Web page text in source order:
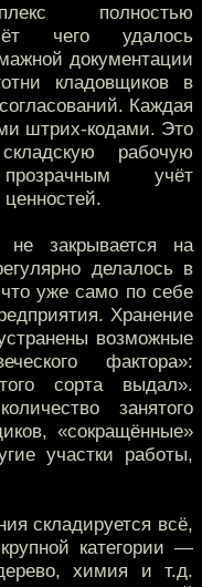
полностью
чего удалось
документации
кладовщиков в
Каждая
штрих-кодами. Это
рабочую
учёт
не закрывается на
делалось в
уже само по себе
Хранение
возможные
фактора»:
сорта выдал».
занятого
«сокращённые»
участки работы,
складируется всё,
категории —
химия и т.д.